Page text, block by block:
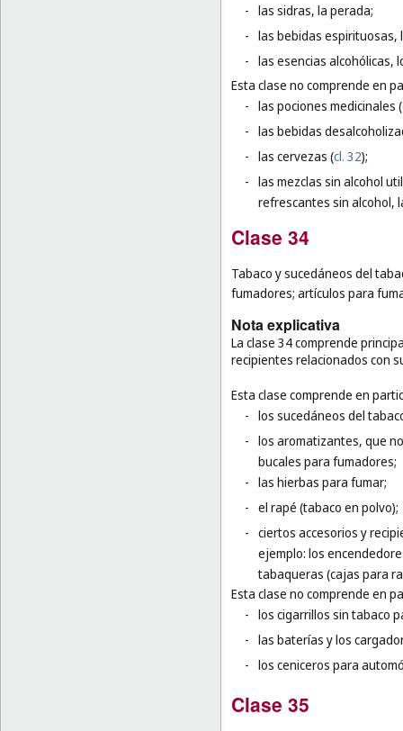
- las sidras, la perada;
- las bebidas espirituosas,
- las esencias alcohólicas,
Esta clase no comprende en
- las pociones medicinales (
- las bebidas
- las cervezas (cl. 32);
- las mezclas sin alcohol
refrescantes sin alcohol,
Clase 34
Tabaco y sucedáneos del
fumadores; artículos para
Nota explicativa
La clase 34 comprende
recipientes relacionados con
Esta clase comprende en
- los sucedáneos del
- los aromatizantes, que
bucales para fumadores;
- las hierbas para fumar;
- el rapé (tabaco en polvo);
- ciertos accesorios y
ejemplo: los
tabaqueras (cajas para
Esta clase no comprende en
- los cigarrillos sin tabaco
- las baterías y los
- los ceniceros para
Clase 35